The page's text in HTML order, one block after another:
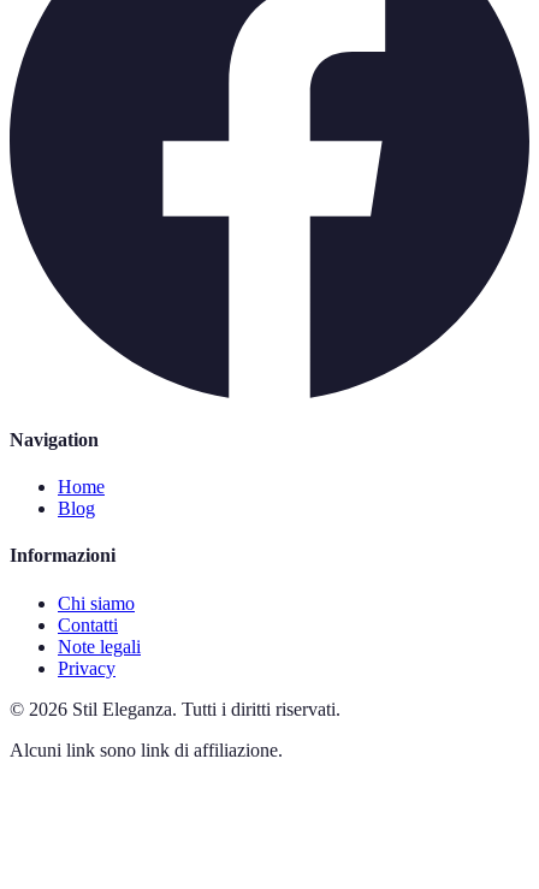
Navigation
Home
Blog
Informazioni
Chi siamo
Contatti
Note legali
Privacy
© 2026 Stil Eleganza. Tutti i diritti riservati.
Alcuni link sono link di affiliazione.